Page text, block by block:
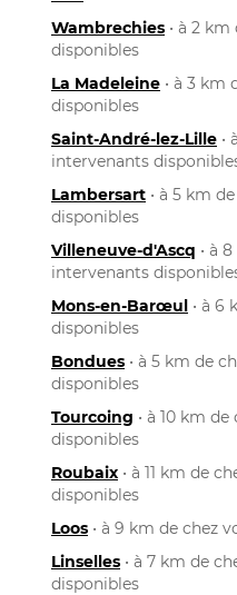
Wambrechies • à 2
disponibles
La Madeleine • à 3 km
disponibles
Saint-André-lez-Lille •
intervenants
Lambersart • à 5 km
disponibles
Villeneuve-d'Ascq • à
intervenants
Mons-en-Barœul • à 6
disponibles
Bondues • à 5 km de
disponibles
Tourcoing • à 10 km
disponibles
Roubaix • à 11 km de
disponibles
Loos • à 9 km de chez
Linselles • à 7 km de
disponibles